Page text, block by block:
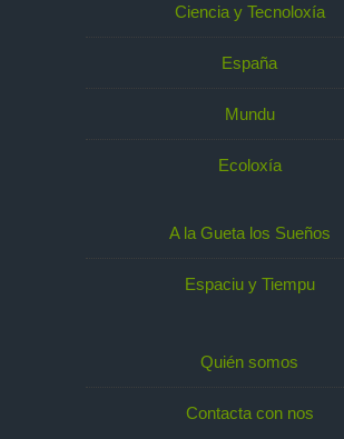
Ciencia y Tecnoloxía
España
Mundu
Ecoloxía
A la Gueta los Sueños
Espaciu y Tiempu
Quién somos
Contacta con nos